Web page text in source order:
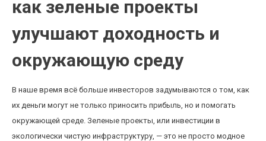
как зеленые проекты
улучшают доходность и
окружающую среду
В наше время всё больше инвесторов задумываются о том, как
их деньги могут не только приносить прибыль, но и помогать
окружающей среде. Зеленые проекты, или инвестиции в
экологически чистую инфраструктуру, — это не просто модное